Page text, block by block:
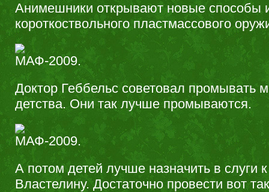
Анимешники открывают новые способы
короткоствольного пластмассового
Доктор Геббельс советовал промывать
детства. Они так лучше промываются.
А потом детей лучше назначить в слуги
Властелину. Достаточно провести вот